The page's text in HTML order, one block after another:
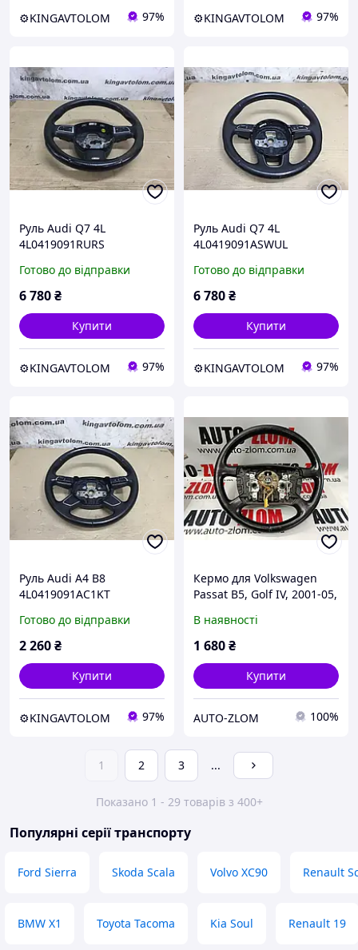
⚙️KINGAVTOLOM 97% ⚙️KINGAVTOLOM 97%
Руль Audi Q7 4L
4L0419091RURS
Готово до відправки
6 780₴
Купити
⚙️KINGAVTOLOM 97%
Руль Audi Q7 4L
4L0419091ASWUL
Готово до відправки
6 780₴
Купити
⚙️KINGAVTOLOM 97%
Руль Audi A4 B8
4L0419091AC1KT
Готово до відправки
2 260₴
Купити
⚙️KINGAVTOLOM 97%
Кермо для Volkswagen
Passat B5, Golf IV, 2001-05,
В наявності
1 680₴
Купити
AUTO-ZLOM 100%
1 2 3 ...
Показано 1 - 29 товарів з 400+
Популярні серії транспорту
Ford Sierra Skoda Scala Volvo XC90 Renault
BMW X1 Toyota Tacoma Kia Soul Renault 19